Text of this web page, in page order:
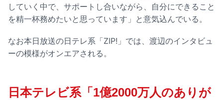
していく中で、サポートし合いながら、自分にできること
を精一杯務めたいと思っています」と意気込んでいる。
なお本日放送の日テレ系「ZIP!」では、渡辺のインタビュ
ーの模様がオンエアされる。
日本テレビ系「1億2000万人のありが